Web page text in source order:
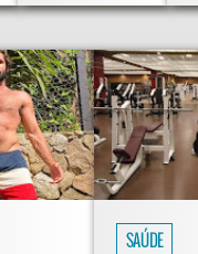
SAÚDE